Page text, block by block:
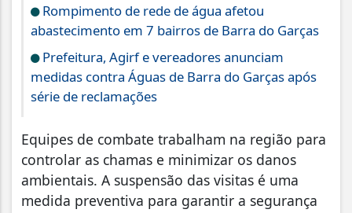
Rompimento de rede de água afetou
abastecimento em 7 bairros de Barra do Garças
Prefeitura, Agirf e vereadores anunciam
medidas contra Águas de Barra do Garças após
série de reclamações
Equipes de combate trabalham na região para
controlar as chamas e minimizar os danos
ambientais. A suspensão das visitas é uma
medida preventiva para garantir a segurança